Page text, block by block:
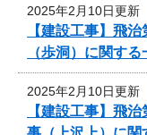
2025年2月10日更新
【建設工事】飛
（歩洞）に関す
2025年2月10日更新
【建設工事】飛